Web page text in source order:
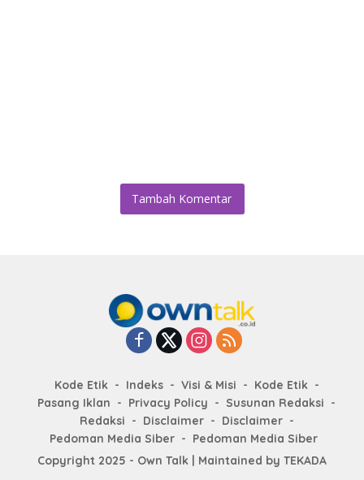
Tambah Komentar
Kode Etik Indeks Visi & Misi
Kode Etik
Pasang Iklan
Privacy Policy
Susunan Redaksi
Redaksi
Disclaimer
Disclaimer
Pedoman Media Siber
Pedoman Media Siber
Copyright 2025 - Own Talk | Maintained by TEKADA